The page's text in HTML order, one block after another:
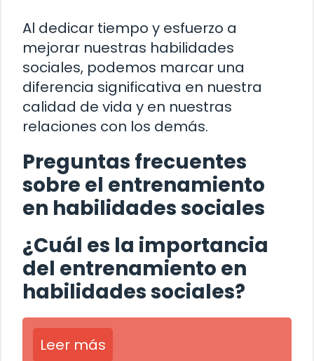
Al dedicar tiempo y esfuerzo a
mejorar nuestras habilidades
sociales, podemos marcar una
diferencia significativa en nuestra
calidad de vida y en nuestras
relaciones con los demás.
Preguntas frecuentes
sobre el entrenamiento
en habilidades sociales
¿Cuál es la importancia
del entrenamiento en
habilidades sociales?
Leer más